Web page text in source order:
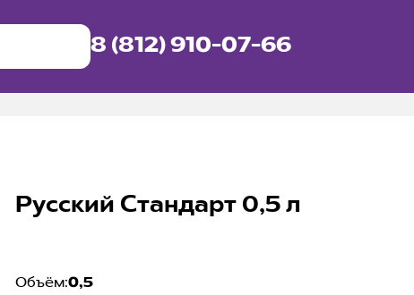
8 (812) 910-07-66
Русский Стандарт 0,5 л
Объём:0,5